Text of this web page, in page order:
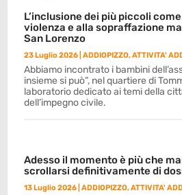
L’inclusione dei più piccoli
violenza e alla sopraffazione
San Lorenzo
23 Luglio 2026 |ADDIOPIZZO,ATTIVITA'
Abbiamo incontrato i bambini
insieme si può”, nel quartiere di
laboratorio dedicato ai temi della
dell’impegno civile.
Adesso il momento è più che
scrollarsi definitivamente di
13 Luglio 2026 |ADDIOPIZZO,ATTIVITA'